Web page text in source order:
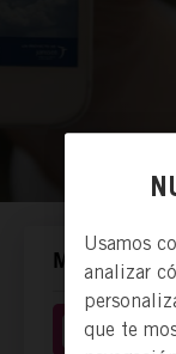
MANERAS
Usamos
analizar
que te